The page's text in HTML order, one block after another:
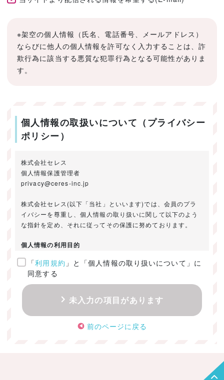
※架空の個人情報（氏名、電話番号、メールアドレス）
ならびに他人の個人情報を許可なく入力することは、詐
欺行為に該当する悪質な犯罪行為となる可能性がありま
す。
個人情報の取扱いについて（プライバシー
ポリシー）
株式会社セレス
個人情報保護管理者
privacy@ceres-inc.jp
株式会社セレス(以下「当社」といいます)では、会員のプラ
イバシーを尊重し、個人情報の取り扱いに関して以下のよう
な指針を定め、それに従ってその保護に努めております。
個人情報の利用目的
ご提供いただきました個人情報は、以下のためにのみ利用い
たします。
・お問い合わせに対する回答及び資料送付のご連絡
・当社のお客様向けサービスの提供
・本人確認
・サービスの開発・改善のための分析
「利用規約 」と「個人情報の取り扱いについて」に
同意する
未入力の項目があります
前のページに戻る